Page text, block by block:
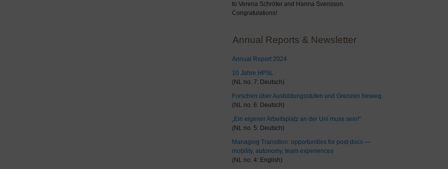
to Verena Schröter and Hanna Svensson.
Congratulations!
Annual Reports & Newsletter
Annual Report 2024
10 Jahre HPSL
(NL no. 7: Deutsch)
Forschen über Ausbildungsstufen und Grenzen hinweg
(NL no. 6: Deutsch)
„Ein eigener Arbeitsplatz an der Uni muss sein!“
(NL no. 5: Deutsch)
Managing Transition: opportunities for post-docs —
mobility, autonomy, team experiences
(NL no. 4: English)